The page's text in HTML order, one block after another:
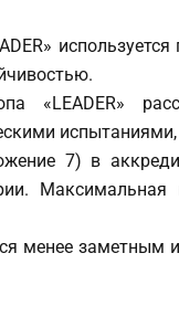
«LEADER»
7) в
менее заметным